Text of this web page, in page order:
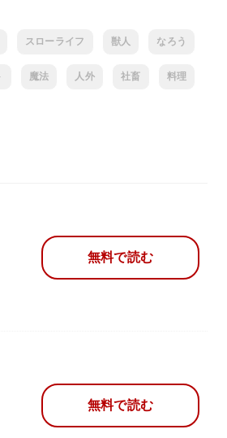
スローライフ 獣人 なろう
魔法 人外 社畜 料理
無料で読む
無料で読む